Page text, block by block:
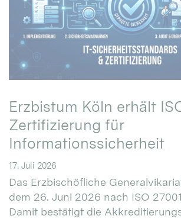
Erzbistum Köln erhält
Zertifizierung für
Informationssicherheit
17. Juli 2026
Das Erzbischöfliche
dem 26. Juni 2026 nach ISO
Damit bestätigt die